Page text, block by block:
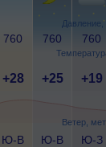
Ветер,
760 760 760
+28 +25 +19
Ю-В
Ю-В
Ю-З